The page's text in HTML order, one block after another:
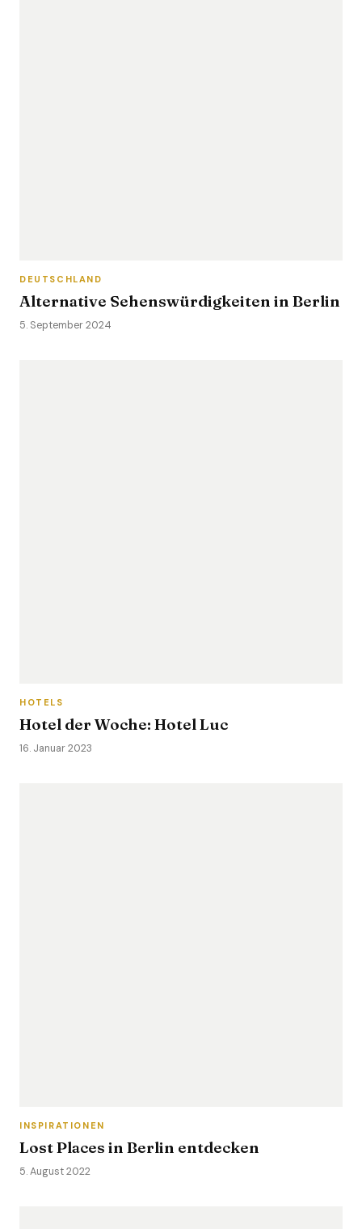
DEUTSCHLAND
Alternative Sehenswürdigkeiten in Berlin
5. September 2024
HOTELS
Hotel der Woche: Hotel Luc
16. Januar 2023
INSPIRATIONEN
Lost Places in Berlin entdecken
5. August 2022